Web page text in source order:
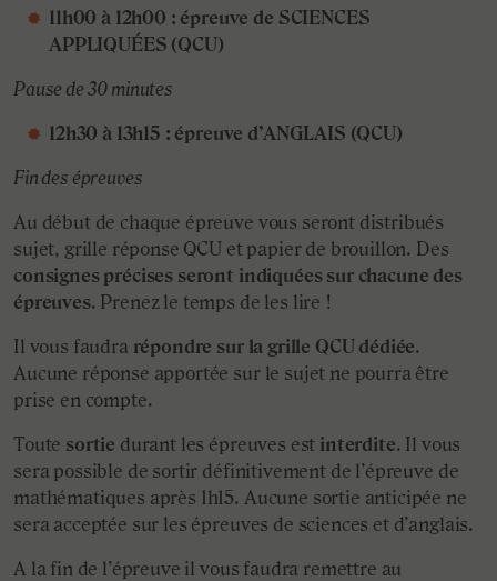
11h00 à 12h00 : épreuve de SCIENCES
APPLIQUÉES (QCU)
Pause de 30 minutes
12h30 à 13h15 : épreuve d’ANGLAIS (QCU)
Fin des épreuves
Au début de chaque épreuve vous seront distribués
sujet, grille réponse QCU et papier de brouillon. Des
consignes précises seront indiquées sur chacune des
épreuves. Prenez le temps de les lire !
Il vous faudra répondre sur la grille QCU dédiée.
Aucune réponse apportée sur le sujet ne pourra être
prise en compte.
Toute sortie durant les épreuves est interdite. Il vous
sera possible de sortir définitivement de l’épreuve de
mathématiques après 1h15. Aucune sortie anticipée ne
sera acceptée sur les épreuves de sciences et d’anglais.
A la fin de l’épreuve il vous faudra remettre au